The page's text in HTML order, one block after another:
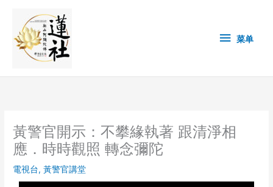
content
单 菜单
黃警官開示：不攀緣執著 跟清淨相
應．時時觀照 轉念彌陀
電視台,黃警官講堂